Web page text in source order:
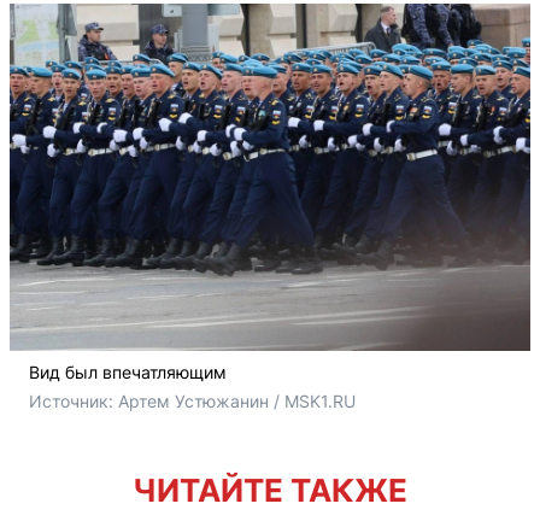
Вид был впечатляющим
Источник: Артем Устюжанин / MSK1.RU
ЧИТАЙТЕ ТАКЖЕ